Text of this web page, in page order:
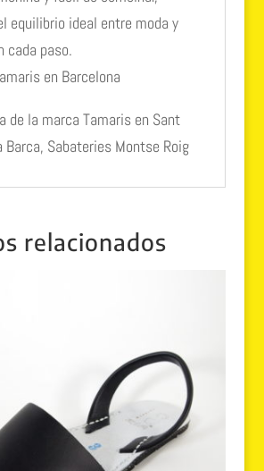
equilibrio ideal entre moda y
cada paso.
en Barcelona
de la marca Tamaris en Sant
Barca, Sabateries Montse Roig
relacionados